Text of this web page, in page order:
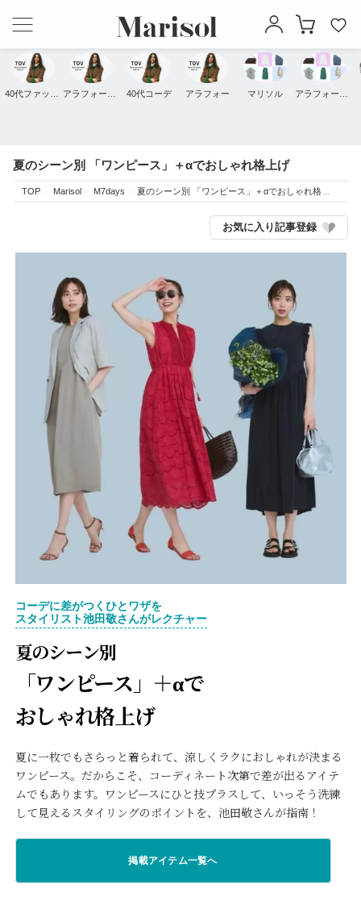
40代コーデ アラフォー マリソル
夏のシーン別 「ワンピース」＋αでおしゃれ格上げ
TOP Marisol M7days 夏のシーン別 「ワンピース」＋αでおしゃれ格上げ
お気に入り記事登録
コーデに差がつくひとワザを
スタイリスト池田敬さんがレクチャー
夏のシーン別
「ワンピース」＋αで
おしゃれ格上げ
夏に一枚でもさらっと着られて、涼しくラクにおしゃれが決まる
ワンピース。だからこそ、コーディネート次第で差が出るアイテ
ムでもあります。ワンピースにひと技プラスして、いっそう洗練
して見えるスタイリングのポイントを、池田敬さんが指南！
掲載アイテム一覧へ